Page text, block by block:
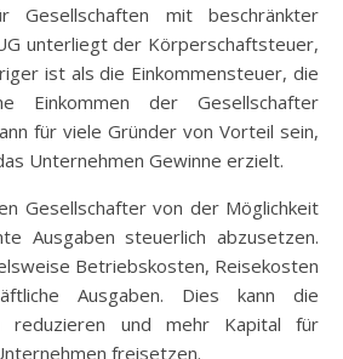
Gesellschaften mit beschränkter
unterliegt der Körperschaftsteuer,
ist als die Einkommensteuer, die
Einkommen der Gesellschafter
für viele Gründer von Vorteil sein,
Unternehmen Gewinne erzielt.
Gesellschafter von der Möglichkeit
Ausgaben steuerlich abzusetzen.
Betriebskosten, Reisekosten
Ausgaben. Dies kann die
reduzieren und mehr Kapital für
freisetzen.